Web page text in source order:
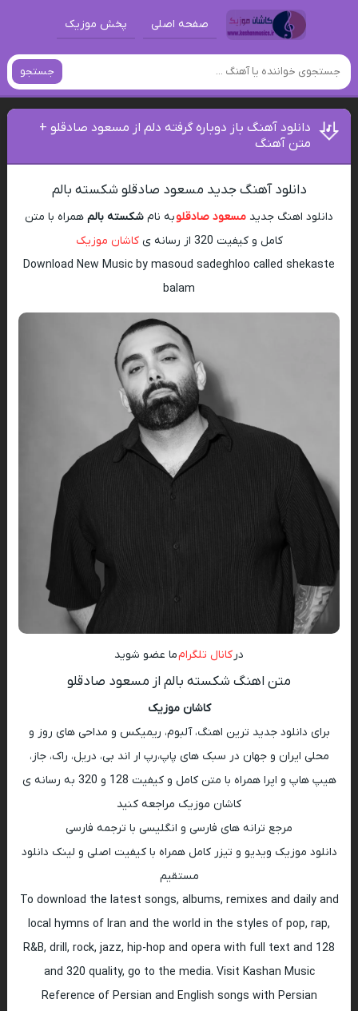
صفحه اصلی پخش موزیک
جستجو
دانلود آهنگ باز دوباره گرفته دلم از مسعود صادقلو +
متن آهنگ
دانلود آهنگ جدید مسعود صادقلو شکسته بالم
دانلود اهنگ جدید مسعود صادقلوبه نام شکسته بالم همراه با متن
کامل و کیفیت 320 از رسانه ی
کاشان موزیک
Download New Music by masoud sadeghloo called shekaste
balam
در کانال تلگرامما عضو شوید
متن اهنگ شکسته بالم از مسعود صادقلو
کاشان موزیک
برای دانلود جدید ترین اهنگ، آلبوم، ریمیکس و مداحی های روز و
محلی ایران و جهان در سبک های پاپ،رپ ار اند بی، دریل، راک، جاز،
هیپ هاپ و اپرا همراه با متن کامل و کیفیت 128 و 320 به رسانه ی
کاشان موزیک مراجعه کنید
مرجع ترانه های فارسی و انگلیسی با ترجمه فارسی
دانلود موزیک ویدیو و تیزر کامل همراه با کیفیت اصلی و لینک دانلود
مستقیم
To download the latest songs, albums, remixes and daily and
local hymns of Iran and the world in the styles of pop, rap,
R&B, drill, rock, jazz, hip-hop and opera with full text and 128
and 320 quality, go to the media. Visit Kashan Music
Reference of Persian and English songs with Persian